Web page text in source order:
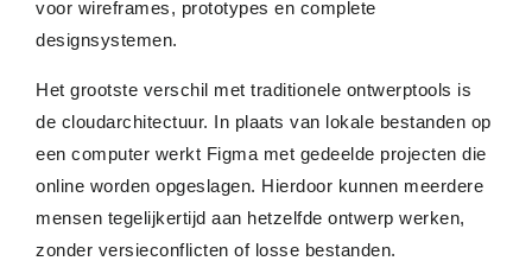
voor wireframes, prototypes en complete
designsystemen.
Het grootste verschil met traditionele ontwerptools is
de cloudarchitectuur. In plaats van lokale bestanden op
een computer werkt Figma met gedeelde projecten die
online worden opgeslagen. Hierdoor kunnen meerdere
mensen tegelijkertijd aan hetzelfde ontwerp werken,
zonder versieconflicten of losse bestanden.